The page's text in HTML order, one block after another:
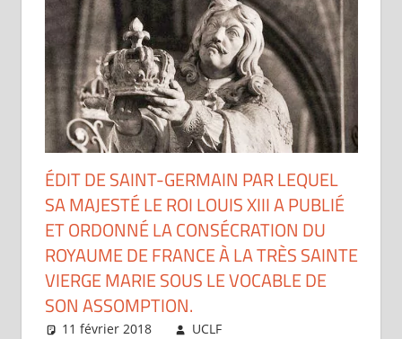
ÉDIT DE SAINT-GERMAIN PAR LEQUEL
SA MAJESTÉ LE ROI LOUIS XIII A PUBLIÉ
ET ORDONNÉ LA CONSÉCRATION DU
ROYAUME DE FRANCE À LA TRÈS SAINTE
VIERGE MARIE SOUS LE VOCABLE DE
SON ASSOMPTION.
11 février 2018 UCLF